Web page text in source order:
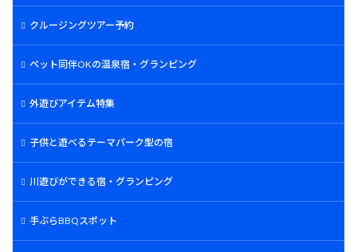
クルージングツアー予約
ペット同伴OKの温泉宿・グランピング
外遊びアイテム特集
子供と遊べるテーマパーク型の宿
川遊びができる宿・グランピング
手ぶらBBQスポット